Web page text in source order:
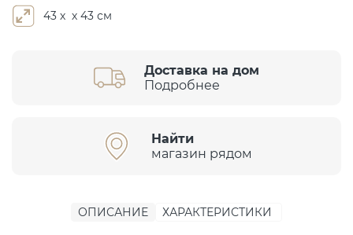
43 х х 43 см
Доставка на дом
Подробнее
Найти
магазин рядом
ОПИСАНИЕ ХАРАКТЕРИСТИКИ